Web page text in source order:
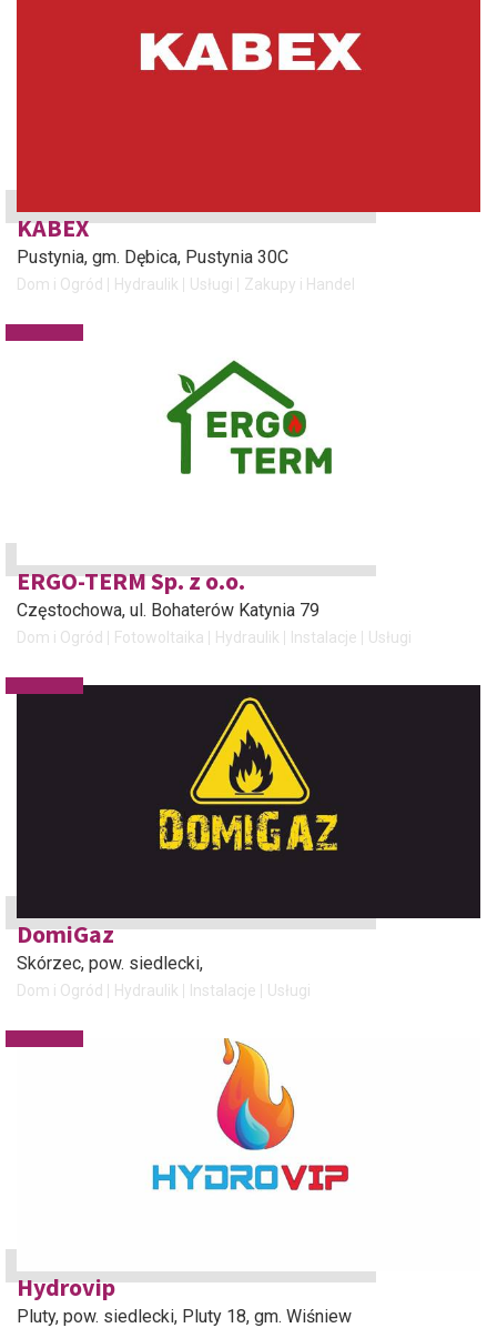
KABEX
Pustynia, gm. Dębica, Pustynia 30C
Dom i Ogród Hydraulik Usługi Zakupy i Handel
ERGO-TERM Sp. z o.o.
Częstochowa, ul. Bohaterów Katynia 79
Dom i Ogród Fotowoltaika Hydraulik Instalacje Usługi
DomiGaz
Skórzec, pow. siedlecki,
Dom i Ogród Hydraulik Instalacje Usługi
Hydrovip
Pluty, pow. siedlecki, Pluty 18, gm. Wiśniew